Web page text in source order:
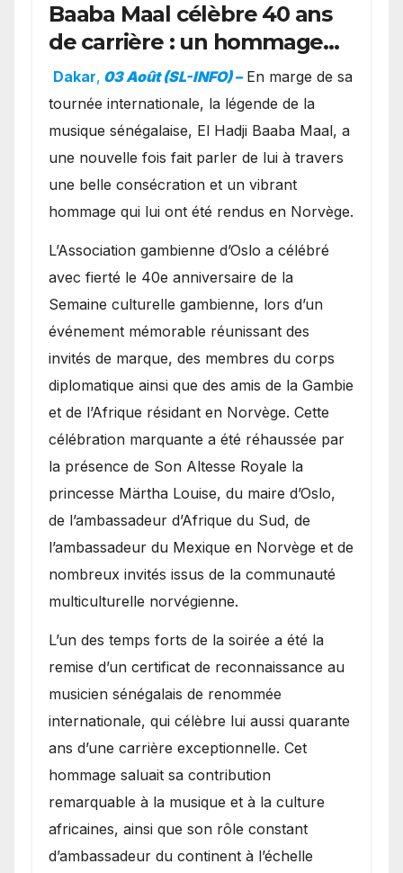
Baaba Maal célèbre 40 ans
de carrière : un hommage
exceptionnel à Oslo en
présence de la famille
royale.
Dakar, 03 Août (SL-INFO) – ​En marge de sa
tournée internationale, la légende de la
musique sénégalaise, El Hadji Baaba Maal, a
une nouvelle fois fait parler de lui à travers
une belle consécration et un vibrant
hommage qui lui ont été rendus en Norvège.
​L’Association gambienne d’Oslo a célébré
avec fierté le 40e anniversaire de la
Semaine culturelle gambienne, lors d’un
événement mémorable réunissant des
invités de marque, des membres du corps
diplomatique ainsi que des amis de la Gambie
et de l’Afrique résidant en Norvège. Cette
célébration marquante a été réhaussée par
la présence de Son Altesse Royale la
princesse Märtha Louise, du maire d’Oslo,
de l’ambassadeur d’Afrique du Sud, de
l’ambassadeur du Mexique en Norvège et de
nombreux invités issus de la communauté
multiculturelle norvégienne.
​L’un des temps forts de la soirée a été la
remise d’un certificat de reconnaissance au
musicien sénégalais de renommée
internationale, qui célèbre lui aussi quarante
ans d’une carrière exceptionnelle. Cet
hommage saluait sa contribution
remarquable à la musique et à la culture
africaines, ainsi que son rôle constant
d’ambassadeur du continent à l’échelle